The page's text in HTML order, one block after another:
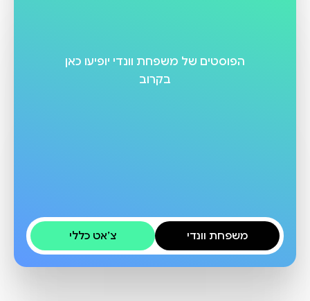
הפוסטים של משפחת וונדי יופיעו כאן
בקרוב
משפחת וונדי צ׳אט כללי